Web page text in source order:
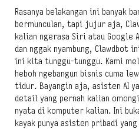
Rasanya belakangan ini banyak
bermunculan, tapi jujur aja,
kalian ngerasa Siri atau
dan nggak nyambung, Clawdbot
ini kita tunggu-tunggu. Kami
heboh ngebangun bisnis cuma
tidur. Bayangin aja, asisten AI
detail yang pernah kalian
nyata di komputer kalian. Ini
kayak punya asisten pribadi